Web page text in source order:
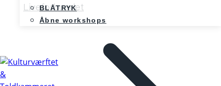
BLÅTRYK
Åbne workshops
Liveforbundet